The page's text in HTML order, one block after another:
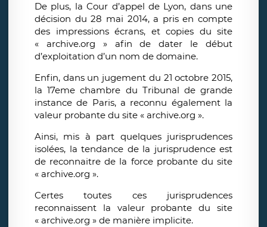
De plus, la Cour d’appel de Lyon, dans une
décision du 28 mai 2014, a pris en compte
des impressions écrans, et copies du site
« archive.org » afin de dater le début
d’exploitation d’un nom de domaine.
Enfin, dans un jugement du 21 octobre 2015,
la 17eme chambre du Tribunal de grande
instance de Paris, a reconnu également la
valeur probante du site « archive.org ».
Ainsi, mis à part quelques jurisprudences
isolées, la tendance de la jurisprudence est
de reconnaitre de la force probante du site
« archive.org ».
Certes toutes ces jurisprudences
reconnaissent la valeur probante du site
« archive.org » de manière implicite.